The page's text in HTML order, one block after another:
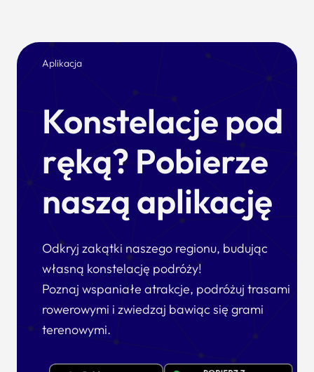
Aplikacja
Konstelacje pod
ręką? Pobierze
naszą aplikację
Odkryj zakątki naszego regionu, budując
własną konstelację podróży!
Poznaj wspaniałe atrakcje, podróżuj trasami
rowerowymi i zwiedzaj bawiąc się grami
terenowymi.